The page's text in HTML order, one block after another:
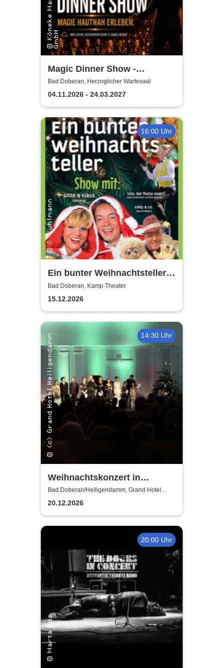
Magic Dinner Show -
Exklusive
Erlebnisgastronomie | Seit 14
Jahren & über 500 Magic
Dinner Shows
Bad Doberan, Herzoglicher Wartesaal
04.11.2026 - 24.03.2027
16:00 Uhr
Ein bunter Weihnachtsteller
mit Gitte & Klaus, Eddy & Co
Bad Doberan, Kamp-Theater
15.12.2026
14:30 Uhr
Weihnachtskonzert in
Heiligendamm - Talente der
Young Academy Rostock
Bad Doberan/Heiligendamm, Grand Hotel
Heiligendamm
20.12.2026
20:00 Uhr